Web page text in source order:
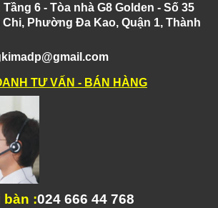
Tầng 6 - Tòa nhà G8 Golden - Số 35
Phường Đa Kao, Quận 1, Thành
TƯ VẤN - BÁN HÀNG
bàn :024 666 44 768